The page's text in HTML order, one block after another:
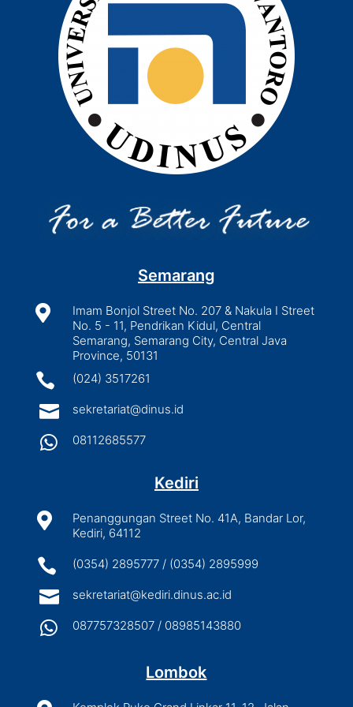
Semarang

Imam Bonjol Street No. 207 & Nakula I Street
No. 5 - 11, Pendrikan Kidul, Central
Semarang, Semarang City, Central Java
Province, 50131
 (024) 3517261
 sekretariat@dinus.id
 08112685577
Kediri

Penanggungan Street No. 41A, Bandar Lor,
Kediri, 64112
 (0354) 2895777 / (0354) 2895999
 sekretariat@kediri.dinus.ac.id
 087757328507 / 08985143880
Lombok